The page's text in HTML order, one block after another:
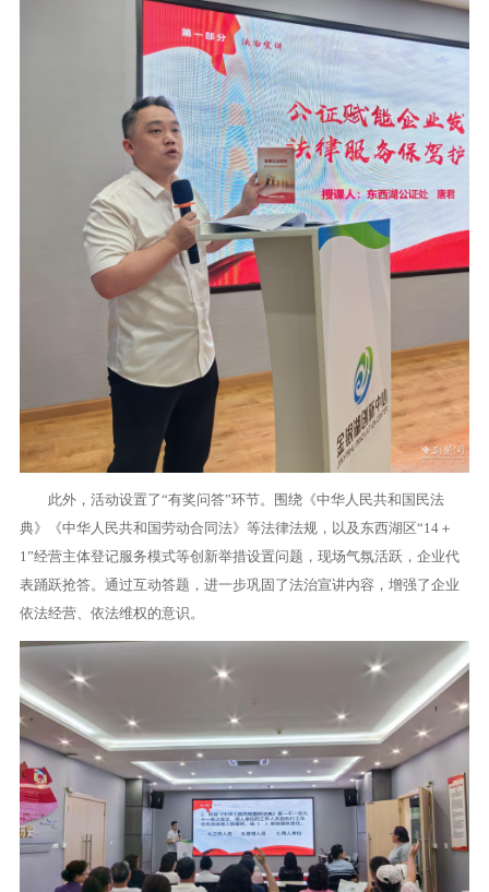
此外，活动设置了“有奖问答”环节。围绕《中华人民共和国民法
典》《中华人民共和国劳动合同法》等法律法规，以及东西湖区“14＋
1”经营主体登记服务模式等创新举措设置问题，现场气氛活跃，企业代
表踊跃抢答。通过互动答题，进一步巩固了法治宣讲内容，增强了企业
依法经营、依法维权的意识。